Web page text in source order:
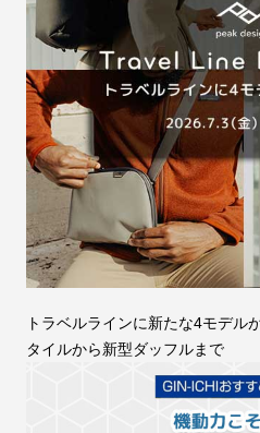
トラベルラインに新たな4モデル
タイルから新型ダッフルまで